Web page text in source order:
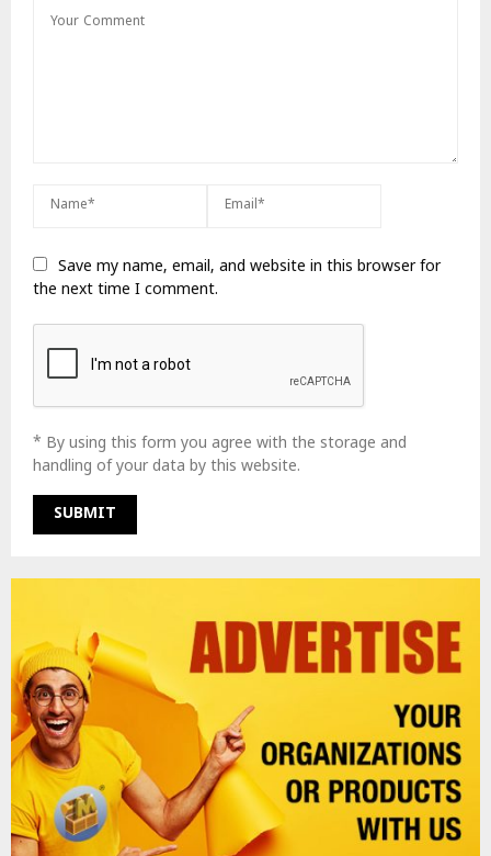
Save my name, email, and website in this browser for
the next time I comment.
* By using this form you agree with the storage and
handling of your data by this website.